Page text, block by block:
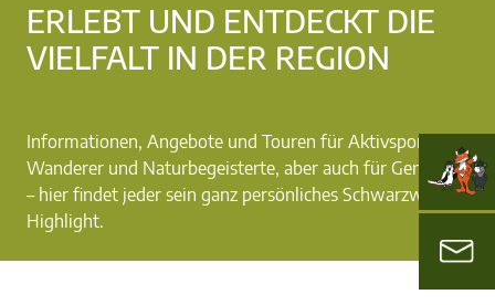
ERLEBT UND ENTDECKT DIE
VIELFALT IN DER REGION
Informationen, Angebote und Touren für Aktivsportler,
Wanderer und Naturbegeisterte, aber auch für Genießer
– hier findet jeder sein ganz persönliches Schwarzwald-
Highlight.